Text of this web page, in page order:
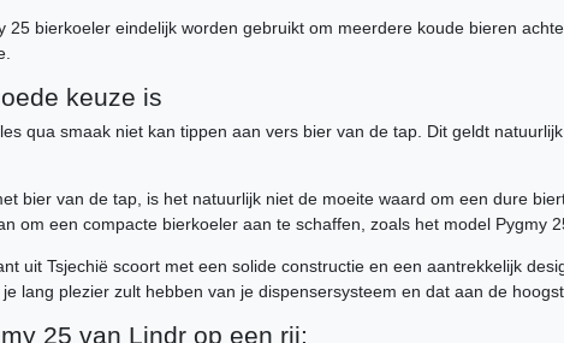
bierkoeler eindelijk worden gebruikt om meerdere koude bieren
keuze is
qua smaak niet kan tippen aan vers bier van de tap. Dit geldt
bier van de tap, is het natuurlijk niet de moeite waard om een ​​dure
om een ​​compacte bierkoeler aan te schaffen, zoals het model Pygmy
uit Tsjechië scoort met een solide constructie en een aantrekkelijk
lang plezier zult hebben van je dispensersysteem en dat aan de
25 van Lindr op een rij: